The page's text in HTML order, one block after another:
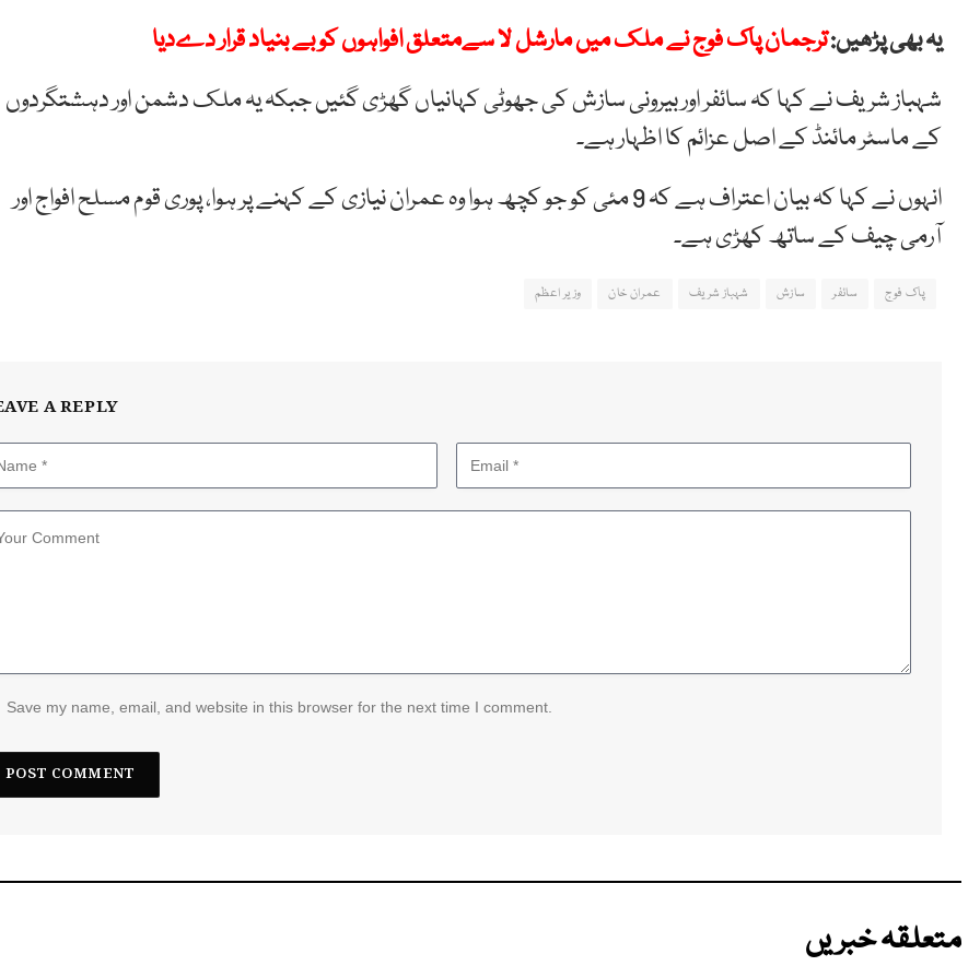
یہ بھی پڑھیں:ترجمان پاک فوج نے ملک میں مارشل لا سےمتعلق افواہوں کو بے بنیاد قرار دےدیا
شہباز شریف نے کہا کہ سائفر اور بیرونی سازش کی جھوٹی کہانیاں گھڑی گئیں جبکہ یہ ملک دشمن اور دہشتگردوں
کے ماسٹر مائنڈ کے اصل عزائم کا اظہار ہے۔
انہوں نے کہا کہ بیان اعتراف ہے کہ 9 مئی کو جو کچھ ہوا وہ عمران نیازی کے کہنے پر ہوا، پوری قوم مسلح افواج اور
آرمی چیف کے ساتھ کھڑی ہے۔
پاک فوج سائفر سازش شہباز شریف عمران خان وزیر اعظم
A REPLY
Save my name, email, and website in this browser for the next time I comment.
متعلقہ خبریں